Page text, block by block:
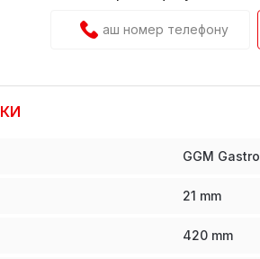
GGM Gastro
21 mm
420 mm